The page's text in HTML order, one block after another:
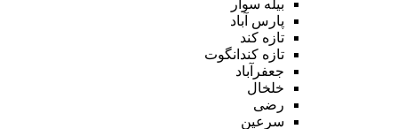
بیله سوار
پارس آباد
تازه کند
تازه کندانگوت
جعفرآباد
خلخال
رضی
سرعین